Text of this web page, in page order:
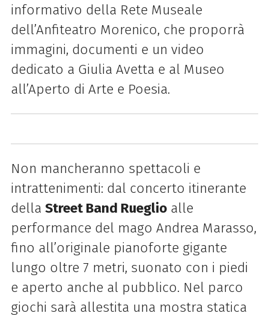
informativo della Rete Museale
dell’Anfiteatro Morenico, che proporrà
immagini, documenti e un video
dedicato a Giulia Avetta e al Museo
all’Aperto di Arte e Poesia.
Non mancheranno spettacoli e
intrattenimenti: dal concerto itinerante
della Street Band Rueglioalle
performance del mago Andrea Marasso,
fino all’originale pianoforte gigante
lungo oltre 7 metri, suonato con i piedi
e aperto anche al pubblico. Nel parco
giochi sarà allestita una mostra statica